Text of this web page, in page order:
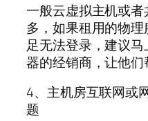
一般云虚拟主机或
多，如果租用的物
足无法登录，建议
器的经销商，让他们
4、主机房互联网或
题